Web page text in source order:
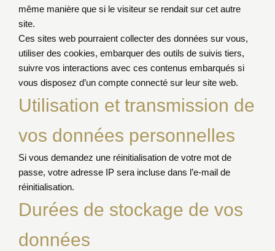
même manière que si le visiteur se rendait sur cet autre
site.
Ces sites web pourraient collecter des données sur vous,
utiliser des cookies, embarquer des outils de suivis tiers,
suivre vos interactions avec ces contenus embarqués si
vous disposez d’un compte connecté sur leur site web.
Utilisation et transmission de
vos données personnelles
Si vous demandez une réinitialisation de votre mot de
passe, votre adresse IP sera incluse dans l’e-mail de
réinitialisation.
Durées de stockage de vos
données